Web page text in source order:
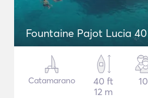
Fountaine Pajot Lucia 40
Catamarano
40 ft
12 m
10